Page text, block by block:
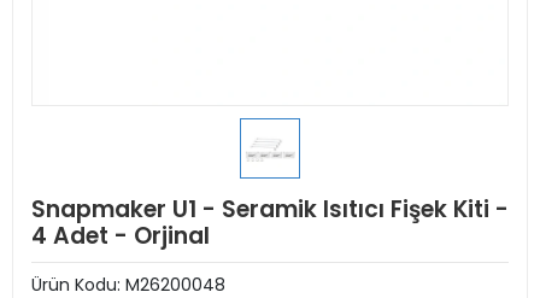
Snapmaker U1 - Seramik Isıtıcı Fişek Kiti -
4 Adet - Orjinal
Ürün Kodu: M26200048